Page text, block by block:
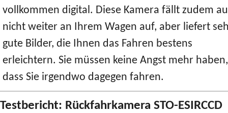
vollkommen digital. Diese Kamera fällt zudem
nicht weiter an Ihrem Wagen auf, aber liefert
gute Bilder, die Ihnen das Fahren bestens
erleichtern. Sie müssen keine Angst mehr haben,
dass Sie irgendwo dagegen fahren.
Testbericht: Rückfahrkamera STO-ESIRCCD